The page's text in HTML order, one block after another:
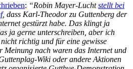
: “Robin Mayer-Luchtstellt bei
, dass Karl-Theodor zu Guttenberg der
gestürzt habe. Das klingt ja
ja gerne unterschreiben, aber ich
richtig und für eine gewisse
Meinung nach waren das Internet und
Wiki oder andere Aktionen